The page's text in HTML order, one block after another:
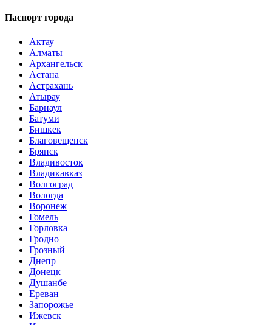
Паспорт города
Актау
Алматы
Архангельск
Астана
Астрахань
Атырау
Барнаул
Батуми
Бишкек
Благовещенск
Брянск
Владивосток
Владикавказ
Волгоград
Вологда
Воронеж
Гомель
Горловка
Гродно
Грозный
Днепр
Донецк
Душанбе
Ереван
Запорожье
Ижевск